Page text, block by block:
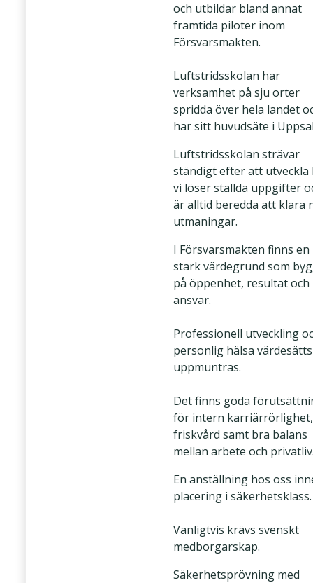
och utbildar bland annat
framtida piloter inom
Försvarsmakten.
Luftstridsskolan har
verksamhet på sju orter
spridda över hela landet
har sitt huvudsäte i
Luftstridsskolan strävar
ständigt efter att utveckla
vi löser ställda uppgifter
är alltid beredda att klara
utmaningar.
I Försvarsmakten finns en
stark värdegrund som
på öppenhet, resultat och
ansvar.
Professionell utveckling
personlig hälsa
uppmuntras.
Det finns goda
för intern karriärrörlighet,
friskvård samt bra balans
mellan arbete och
En anställning hos oss
placering i säkerhetsklass.
Vanligtvis krävs svenskt
medborgarskap.
Säkerhetsprövning med